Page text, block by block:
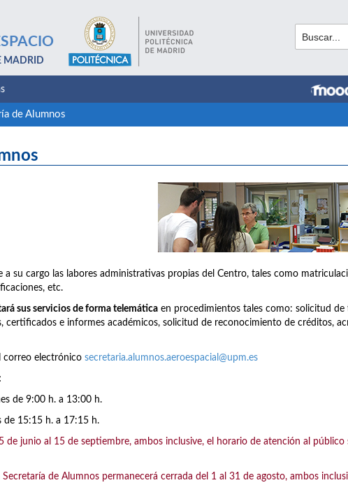
MADRID
de Alumnos
a su cargo las labores administrativas propias del Centro, tales como
etc.
sus servicios de forma telemática en procedimientos tales como: solicitud
certificados e informes académicos, solicitud de reconocimiento de créditos,
correo electrónico secretaria.alumnos.aeroespacial@upm.es
de 9:00 h. a 13:00 h.
de 15:15 h. a 17:15 h.
de junio al 15 de septiembre, ambos inclusive, el horario de atención al público
Secretaría de Alumnos permanecerá cerrada del 1 al 31 de agosto, ambos